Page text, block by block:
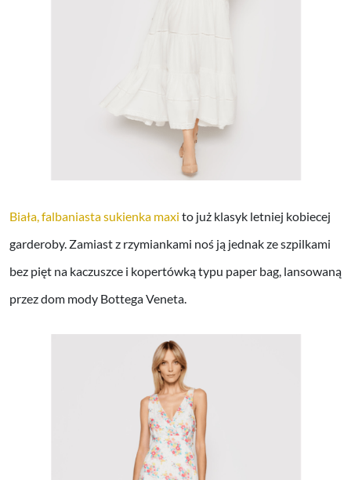
Biała, falbaniasta sukienka maxi to już klasyk letniej kobiecej
garderoby. Zamiast z rzymiankami noś ją jednak ze szpilkami
bez pięt na kaczuszce i kopertówką typu paper bag, lansowaną
przez dom mody Bottega Veneta.